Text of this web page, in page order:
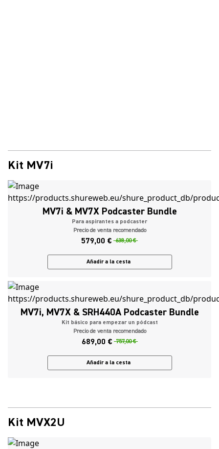
Kit MV7i
MV7i & MV7X Podcaster Bundle
Para aspirantes a podcaster
Precio de venta recomendado
579,00 € 638,00 €
Añadir a la cesta
MV7i, MV7X & SRH440A Podcaster Bundle
Kit básico para empezar un pódcast
Precio de venta recomendado
689,00 € 757,00 €
Añadir a la cesta
Kit MVX2U